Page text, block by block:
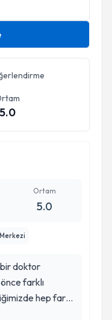
5.0
Ortam
5.0
doktor
farklı
hep farklı